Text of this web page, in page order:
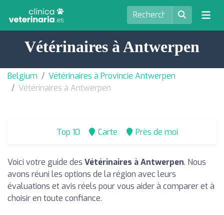
Vétérinaires à Antwerpen
Belgium
Vétérinaires à Provincie Antwerpen
Vétérinaires à Antwerpen
Top 10 Carte Près de moi
Voici votre guide des Vétérinaires à Antwerpen. Nous
avons réuni les options de la région avec leurs
évaluations et avis réels pour vous aider à comparer et à
choisir en toute confiance.